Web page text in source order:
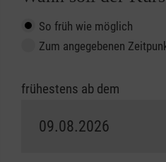
So früh wie möglich
Zum angegebenen
frühestens ab dem